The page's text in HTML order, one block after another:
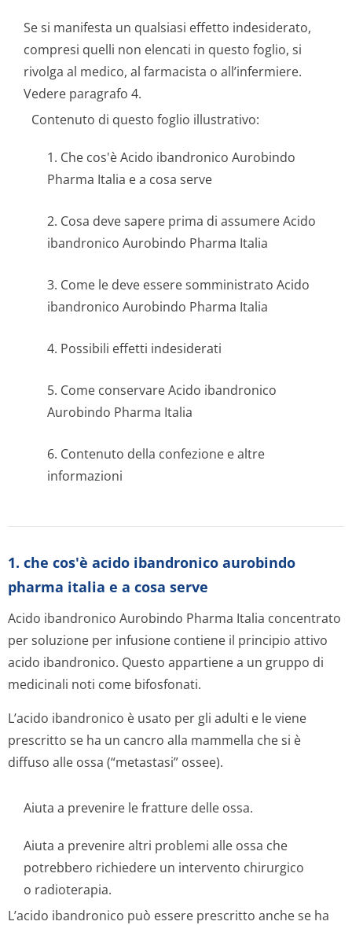
Se si manifesta un qualsiasi effetto indesiderato,
compresi quelli non elencati in questo foglio, si
rivolga al medico, al farmacista o all’infermiere.
Vedere paragrafo 4.
Contenuto di questo foglio illustrativo:
1. Che cos'è Acido ibandronico Aurobindo
Pharma Italia e a cosa serve
2. Cosa deve sapere prima di assumere Acido
ibandronico Aurobindo Pharma Italia
3. Come le deve essere somministrato Acido
ibandronico Aurobindo Pharma Italia
4. Possibili effetti indesiderati
5. Come conservare Acido ibandronico
Aurobindo Pharma Italia
6. Contenuto della confezione e altre
informazioni
1. che cos'è acido ibandronico aurobindo
pharma italia e a cosa serve
Acido ibandronico Aurobindo Pharma Italia concentrato
per soluzione per infusione contiene il principio attivo
acido ibandronico. Questo appartiene a un gruppo di
medicinali noti come bifosfonati.
L’acido ibandronico è usato per gli adulti e le viene
prescritto se ha un cancro alla mammella che si è
diffuso alle ossa (“metastasi” ossee).
Aiuta a prevenire le fratture delle ossa.
Aiuta a prevenire altri problemi alle ossa che
potrebbero richiedere un intervento chirurgico
o radioterapia.
L’acido ibandronico può essere prescritto anche se ha